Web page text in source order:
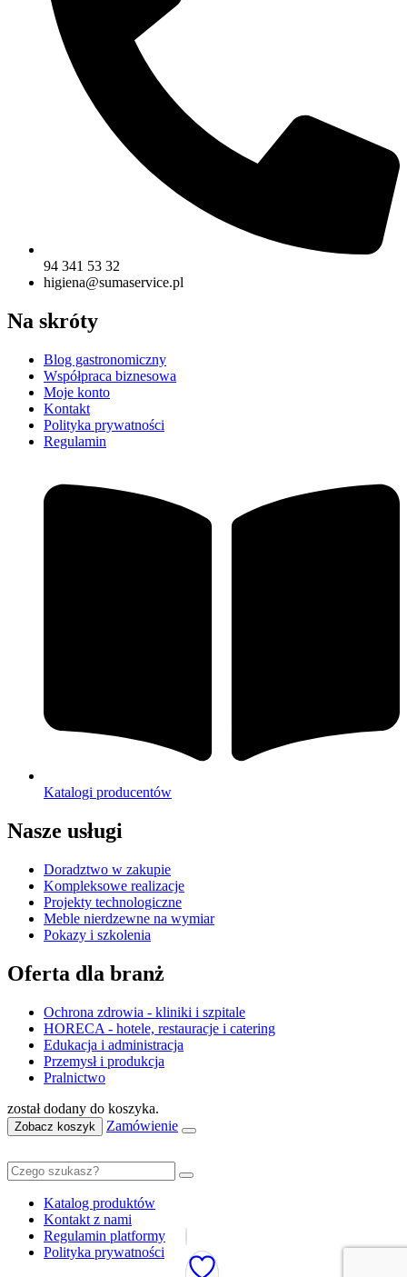
94 341 53 32
higiena@sumaservice.pl
Na skróty
Blog gastronomiczny
Współpraca biznesowa
Moje konto
Kontakt
Polityka prywatności
Regulamin
Katalogi producentów
Nasze usługi
Doradztwo w zakupie
Kompleksowe realizacje
Projekty technologiczne
Meble nierdzewne na wymiar
Pokazy i szkolenia
Oferta dla branż
Ochrona zdrowia - kliniki i szpitale
HORECA - hotele, restauracje i catering
Edukacja i administracja
Przemysł i produkcja
Pralnictwo
został dodany do koszyka.
Zobacz koszyk Zamówienie
Katalog produktów
Kontakt z nami
Regulamin platformy
Polityka prywatności